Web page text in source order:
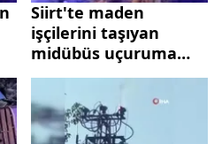
Siirt'te maden
işçilerini taşıyan
midübüs uçuruma
yuvarlandı